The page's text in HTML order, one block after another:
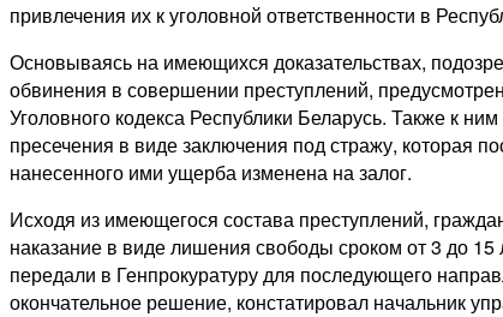
привлечения их к уголовной ответственности в
Основываясь на имеющихся доказательствах,
обвинения в совершении преступлений,
Уголовного кодекса Республики Беларусь. Также к
пресечения в виде заключения под стражу, которая
нанесенного ими ущерба изменена на залог.
Исходя из имеющегося состава преступлений,
наказание в виде лишения свободы сроком от 3 до 15
передали в Генпрокуратуру для последующего
окончательное решение, констатировал начальник